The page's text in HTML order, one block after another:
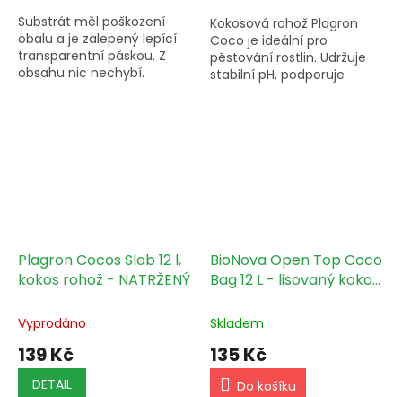
Substrát měl poškození
obalu a je zalepený lepící
transparentní páskou. Z
obsahu nic nechybí.
Prodáván z tohoto důvodu
Kokosová rohož Plagron
Coco je ideální pro
pěstování rostlin. Udržuje
stabilní pH, podporuje
kořenovou soustavu a lze
Plagron Cocos Slab 12 l,
kokos rohož - NATRŽENÝ
Vyprodáno
139 Kč
DETAIL
BioNova Open Top Coco
Bag 12 L - lisovaný kokos
Skladem
135 Kč
Do košíku